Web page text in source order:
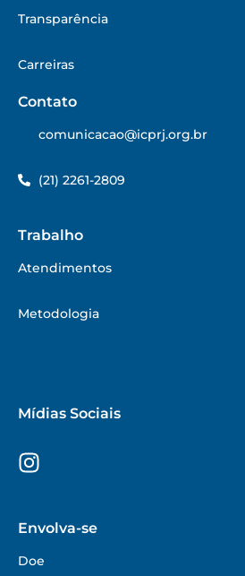
Transparência
Carreiras
Contato
comunicacao@icprj.org.br
(21) 2261-2809
Trabalho
Atendimentos
Metodologia
Mídias Sociais
I
n
a
g
Envolva-se
Doe